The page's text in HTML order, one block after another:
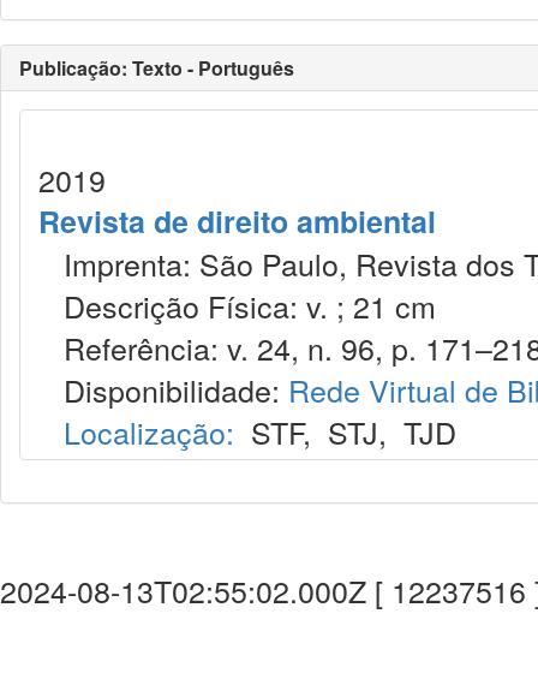
Publicação: Texto - Português
2019
Revista de direito ambiental
Imprenta: São Paulo, Revista dos
Descrição Física: v. ; 21 cm
Referência: v. 24, n. 96, p.
Disponibilidade: Rede Virtual de
Localização: STF, STJ, TJD
2024-08-13T02:55:02.000Z [ 12237516